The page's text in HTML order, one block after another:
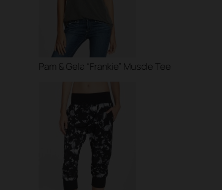
Pam & Gela “Frankie” Muscle Tee